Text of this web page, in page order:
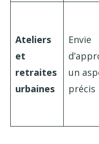
Ateliers
et
retraites
urbaines
Envie
un
précis